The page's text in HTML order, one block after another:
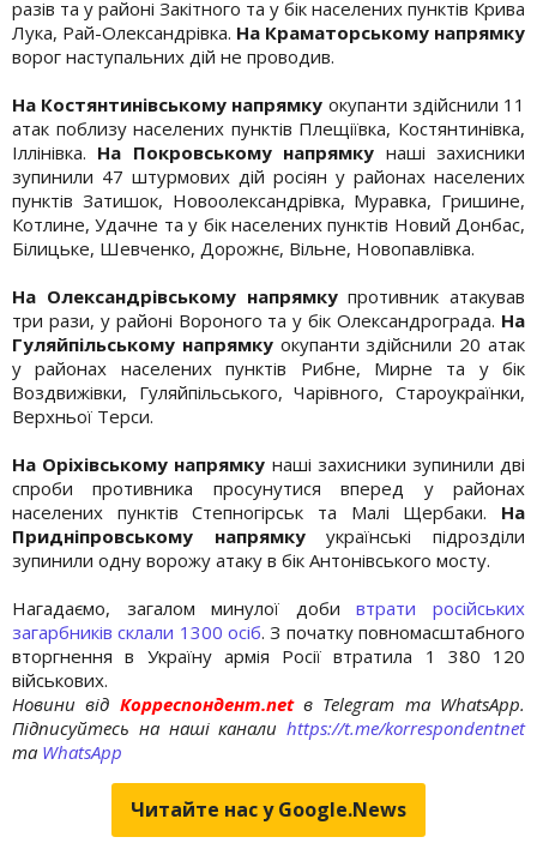
разів та у районі Закітного та у бік населених пунктів Крива
Лука, Рай-Олександрівка. На Краматорському напрямку
ворог наступальних дій не проводив.
На Костянтинівському напрямку окупанти здійснили 11
атак поблизу населених пунктів Плещіївка, Костянтинівка,
Іллінівка. На Покровському напрямку наші захисники
зупинили 47 штурмових дій росіян у районах населених
пунктів Затишок, Новоолександрівка, Муравка, Гришине,
Котлине, Удачне та у бік населених пунктів Новий Донбас,
Білицьке, Шевченко, Дорожнє, Вільне, Новопавлівка.
На Олександрівському напрямкупротивник атакував
три рази, у районі Вороного та у бік Олександрограда. На
Гуляйпільському напрямкуокупанти здійснили 20 атак
у районах населених пунктів Рибне, Мирне та у бік
Воздвижівки, Гуляйпільського, Чарівного, Староукраїнки,
Верхньої Терси.
На Оріхівському напрямку наші захисники зупинили дві
спроби противника просунутися вперед у районах
населених пунктів Степногірськ та Малі Щербаки. На
Придніпровському напрямкуукраїнські підрозділи
зупинили одну ворожу атаку в бік Антонівського мосту.
Нагадаємо, загалом минулої добивтрати російських
загарбників склали 1300 осіб. З початку повномасштабного
вторгнення в Україну армія Росії втратила 1 380 120
військових.
Новини від Корреспондент.netв Telegram та WhatsApp.
Підписуйтесь на наші канали https://t.me/korrespondentnet
та WhatsApp
Читайте нас у Google.News